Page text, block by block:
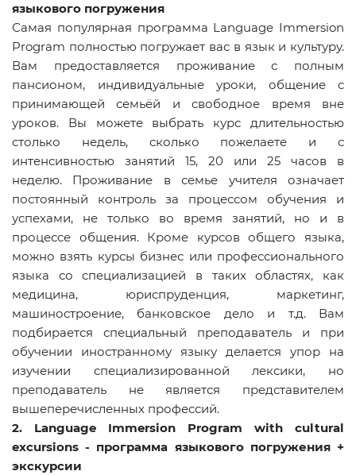
языкового погружения
Самая популярная программа Language Immersion
Program полностью погружает вас в язык и культуру.
Вам предоставляется проживание с полным
пансионом, индивидуальные уроки, общение с
принимающей семьёй и свободное время вне
уроков. Вы можете выбрать курс длительностью
столько недель, сколько пожелаете и с
интенсивностью занятий 15, 20 или 25 часов в
неделю. Проживание в семье учителя означает
постоянный контроль за процессом обучения и
успехами, не только во время занятий, но и в
процессе общения. Кроме курсов общего языка,
можно взять курсы бизнес или профессионального
языка со специализацией в таких областях, как
медицина, юриспруденция, маркетинг,
машиностроение, банковское дело и т.д. Вам
подбирается специальный преподаватель и при
обучении иностранному языку делается упор на
изучении специализированной лексики, но
преподаватель не является представителем
вышеперечисленных профессий.
2. Language Immersion Program with cultural
excursions - программа языкового погружения+
экскурсии